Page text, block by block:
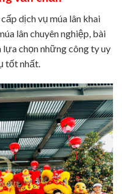
dịch vụ múa lân khai
lân chuyên nghiệp, bài
lựa chọn những công ty uy
tốt nhất.